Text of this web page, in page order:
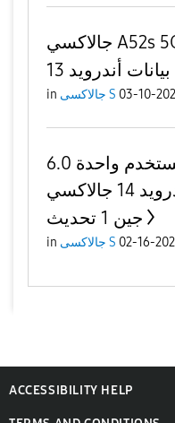
جالاكسي A52s 5G واجهة مستخدم واحدة
in جالاكسى S 03-10-
سامسونج واجهة مستخدم واحدة 6.0
أندرويد 14 جالاكسي S24 سناب دراجون 8
جين 1 تحديث
in جالاكسى S 02-16-
ACCESSIBILITY HELP